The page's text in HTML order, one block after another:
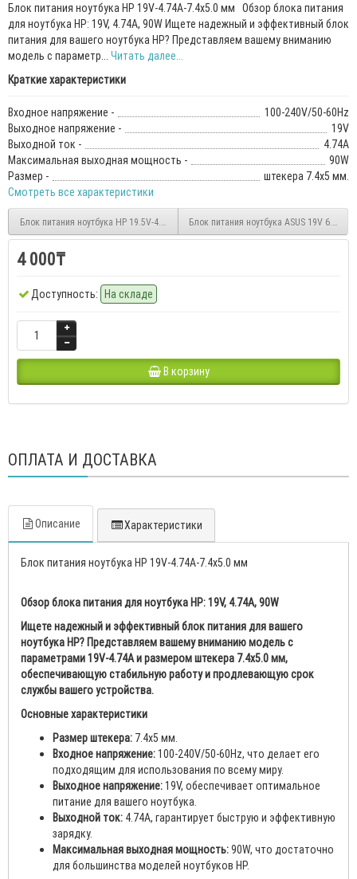
Блок питания ноутбука HP 19V-4.74A-7.4х5.0 мм Обзор блока питания
для ноутбука HP: 19V, 4.74A, 90W Ищете надежный и эффективный блок
питания для вашего ноутбука HP? Представляем вашему вниманию
модель с параметр... Читать далее...
Краткие характеристики
Входное напряжение -
100-240V/50-60Hz
Выходное напряжение -
19V
Выходной ток -
4.74A
Максимальная выходная мощность -
90W
Размер -
штекера 7.4х5 мм.
Смотреть все характеристики
Блок питания ноутбука HP 19.5V-4.62A-4.5х3 мм.Блок питания ноутбука ASUS 19V 6.32A
4 000₸
Доступность: На складе
В корзину
ОПЛАТА И ДОСТАВКА
Описание Характеристики
Блок питания ноутбука HP 19V-4.74A-7.4х5.0 мм
Обзор блока питания для ноутбука HP: 19V, 4.74A, 90W
Ищете надежный и эффективный блок питания для вашего
ноутбука HP? Представляем вашему вниманию модель с
параметрами 19V-4.74A и размером штекера 7.4х5.0 мм,
обеспечивающую стабильную работу и продлевающую срок
службы вашего устройства.
Основные характеристики
Размер штекера: 7.4х5 мм.
Входное напряжение:100-240V/50-60Hz, что делает его
подходящим для использования по всему миру.
Выходное напряжение:19V, обеспечивает оптимальное
питание для вашего ноутбука.
Выходной ток: 4.74A, гарантирует быструю и эффективную
зарядку.
Максимальная выходная мощность:90W, что достаточно
для большинства моделей ноутбуков HP.